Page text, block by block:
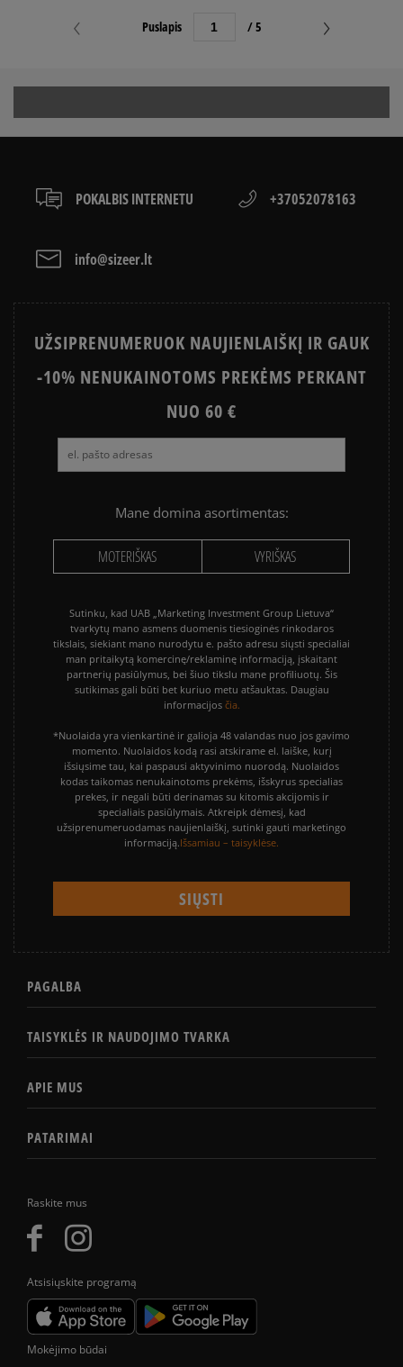
Puslapis / 5
POKALBIS INTERNETU +37052078163
info@sizeer.lt
Raskite mus
Atsisiųskite programą
UŽSIPRENUMERUOK NAUJIENLAIŠKĮ IR GAUK
-10% NENUKAINOTOMS PREKĖMS PERKANT
NUO 60 €
Mane domina asortimentas:
MOTERIŠKAS VYRIŠKAS
Sutinku, kad UAB „Marketing Investment Group Lietuva“
tvarkytų mano asmens duomenis tiesioginės rinkodaros
tikslais, siekiant mano nurodytu e. pašto adresu siųsti specialiai
man pritaikytą komercinę/reklaminę informaciją, įskaitant
partnerių pasiūlymus, bei šiuo tikslu mane profiliuotų. Šis
sutikimas gali būti bet kuriuo metu atšauktas. Daugiau
informacijos čia.
*Nuolaida yra vienkartinė ir galioja 48 valandas nuo jos gavimo
momento. Nuolaidos kodą rasi atskirame el. laiške, kurį
išsiųsime tau, kai paspausi aktyvinimo nuorodą. Nuolaidos
kodas taikomas nenukainotoms prekėms, išskyrus specialias
prekes, ir negali būti derinamas su kitomis akcijomis ir
specialiais pasiūlymais. Atkreipk dėmesį, kad
užsiprenumeruodamas naujienlaiškį, sutinki gauti marketingo
informaciją.Išsamiau – taisyklėse.
PAGALBA
TAISYKLĖS IR NAUDOJIMO TVARKA
APIE MUS
PATARIMAI
Mokėjimo būdai